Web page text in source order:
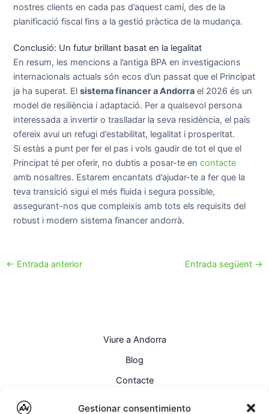
Gestionar consentimiento
nostres clients en cada pas d’aquest camí, des de la
planificació fiscal fins a la gestió pràctica de la mudança.
Conclusió: Un futur brillant basat en la legalitat
En resum, les mencions a l’antiga BPA en investigacions
internacionals actuals són ecos d’un passat que el Principat
ja ha superat. Elsistema financer a Andorra el 2026 és un
model de resiliència i adaptació. Per a qualsevol persona
interessada a invertir o traslladar la seva residència, el país
ofereix avui un refugi d’estabilitat, legalitat i prosperitat.
Si estàs a punt per fer el pas i vols gaudir de tot el que el
Principat té per oferir, no dubtis a posar-te encontacte
amb nosaltres. Estarem encantats d’ajudar-te a fer que la
teva transició sigui el més fluida i segura possible,
assegurant-nos que compleixis amb tots els requisits del
robust i modern sistema financer andorrà.
← Entrada anterior Entrada següent →
Viure a Andorra
Blog
Contacte